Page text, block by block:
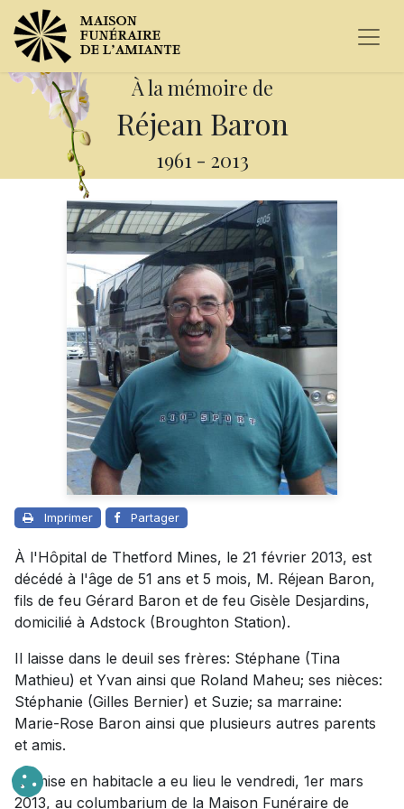
À la mémoire de
Réjean Baron
1961 - 2013
Imprimer Partager
À l'Hôpital de Thetford Mines, le 21 février 2013, est
décédé à l'âge de 51 ans et 5 mois, M. Réjean Baron,
fils de feu Gérard Baron et de feu Gisèle Desjardins,
domicilié à Adstock (Broughton Station).
Il laisse dans le deuil ses frères: Stéphane (Tina
Mathieu) et Yvan ainsi que Roland Maheu; ses nièces:
Stéphanie (Gilles Bernier) et Suzie; sa marraine:
Marie-Rose Baron ainsi que plusieurs autres parents
et amis.
La mise en habitacle a eu lieu le vendredi, 1er mars
2013, au columbarium de la Maison Funéraire de